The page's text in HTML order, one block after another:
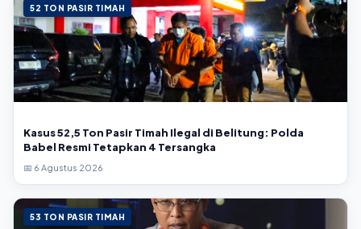
52 TON PASIR TIMAH
Kasus 52,5 Ton Pasir Timah Ilegal di Belitung: Polda
Babel Resmi Tetapkan 4 Tersangka
📅 6 Agustus 2026
53 TON PASIR TIMAH